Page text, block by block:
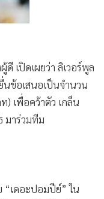
เปิดเผยว่า ลิเวอร์พูล
นข้อเสนอเป็นจำนวน
) เพื่อคว้าตัว เกล็น
มาร่วมทีม
“เดอะปอมปีย์” ใน